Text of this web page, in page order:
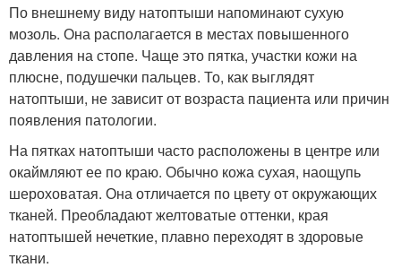
По внешнему виду натоптыши напоминают сухую
мозоль. Она располагается в местах повышенного
давления на стопе. Чаще это пятка, участки кожи на
плюсне, подушечки пальцев. То, как выглядят
натоптыши, не зависит от возраста пациента или причин
появления патологии.
На пятках натоптыши часто расположены в центре или
окаймляют ее по краю. Обычно кожа сухая, наощупь
шероховатая. Она отличается по цвету от окружающих
тканей. Преобладают желтоватые оттенки, края
натоптышей нечеткие, плавно переходят в здоровые
ткани.